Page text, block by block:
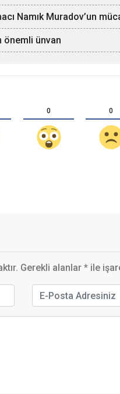
Namık Muradov’un
önemli ünvan
0 0
Gerekli alanlar * ile